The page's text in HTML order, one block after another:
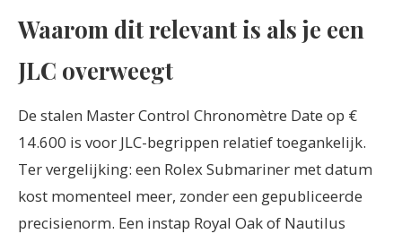
Waarom dit relevant is als je een
JLC overweegt
De stalen Master Control Chronomètre Date op €
14.600 is voor JLC-begrippen relatief toegankelijk.
Ter vergelijking: een Rolex Submariner met datum
kost momenteel meer, zonder een gepubliceerde
precisienorm. Een instap Royal Oak of Nautilus